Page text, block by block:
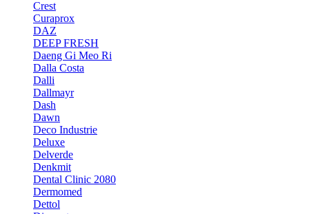
Crest
Curaprox
DAZ
DEEP FRESH
Daeng Gi Meo Ri
Dalla Costa
Dalli
Dallmayr
Dash
Dawn
Deco Industrie
Deluxe
Delverde
Denkmit
Dental Clinic 2080
Dermomed
Dettol